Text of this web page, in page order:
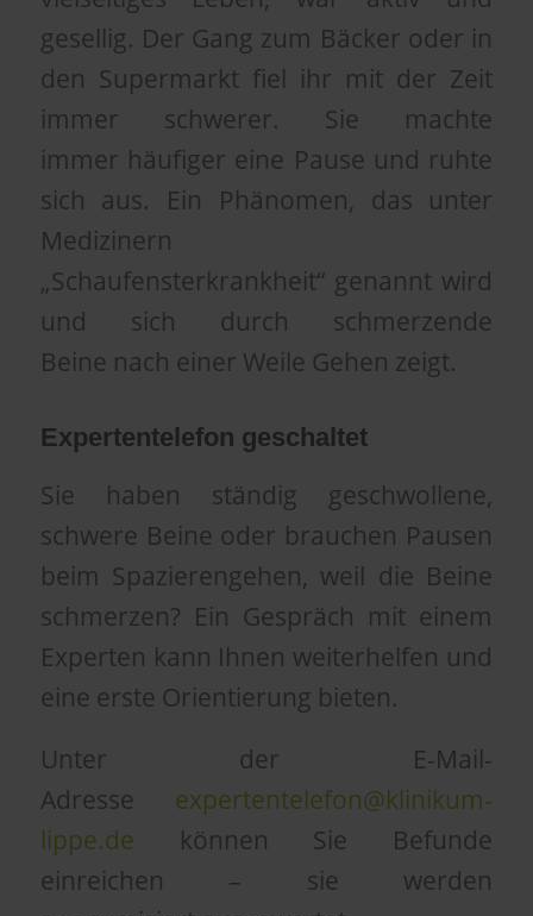
gesellig. Der Gang zum Bäcker oder in
den Supermarkt fiel ihr mit der Zeit
immer schwerer. Sie machte
immer häufiger eine Pause und ruhte
sich aus. Ein Phänomen, das unter
Medizinern
„Schaufensterkrankheit“ genannt wird
und sich durch schmerzende
Beine nach einer Weile Gehen zeigt.
Expertentelefon geschaltet
Sie haben ständig geschwollene,
schwere Beine oder brauchen Pausen
beim Spazierengehen, weil die Beine
schmerzen? Ein Gespräch mit einem
Experten kann Ihnen weiterhelfen und
eine erste Orientierung bieten.
Unter der E-Mail-
Adresse expertentelefon@klinikum-
lippe.de können Sie Befunde
einreichen – sie werden